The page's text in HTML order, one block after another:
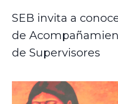
SEB invita a
de
de Supervisores